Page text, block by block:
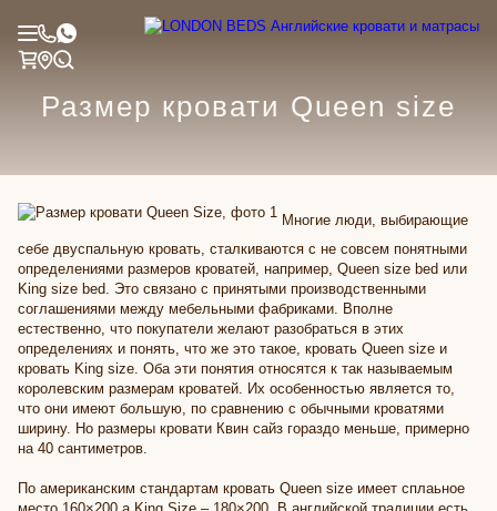
Размер кровати Queen size
Многие люди, выбирающие
себе двуспальную кровать, сталкиваются с не совсем понятными
определениями размеров кроватей, например, Queen size bed или
King size bed. Это связано с принятыми производственными
соглашениями между мебельными фабриками. Вполне
естественно, что покупатели желают разобраться в этих
определениях и понять, что же это такое, кровать Queen size и
кровать King size. Оба эти понятия относятся к так называемым
королевским размерам кроватей. Их особенностью является то,
что они имеют большую, по сравнению с обычными кроватями
ширину. Но размеры кровати Квин сайз гораздо меньше, примерно
на 40 сантиметров.
По американским стандартам кровать Queen size имеет сплаьное